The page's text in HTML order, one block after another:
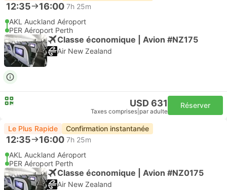
12:35 16:00 7h 25m
AKL Auckland Aéroport
PER Aéroport Perth
Classe économique | Avion #NZ175
Air New Zealand
USD 631
Taxes comprises par adulte
Réserver
Le Plus Rapide Confirmation instantanée
12:35 16:00 7h 25m
AKL Auckland Aéroport
PER Aéroport Perth
Classe économique | Avion #NZ0175
Air New Zealand